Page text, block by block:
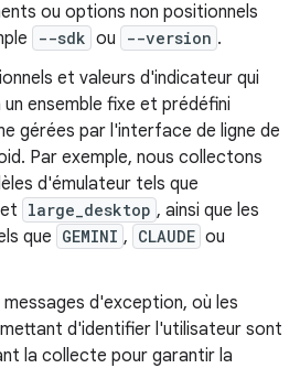
ou options non positionnels
--sdk ou --version .
et valeurs d'indicateur qui
ensemble fixe et prédéfini
gérées par l'interface de ligne de
Par exemple, nous collectons
d'émulateur tels que
et large_desktop , ainsi que les
que GEMINI , CLAUDE ou
d'exception, où les
d'identifier l'utilisateur sont
la collecte pour garantir la